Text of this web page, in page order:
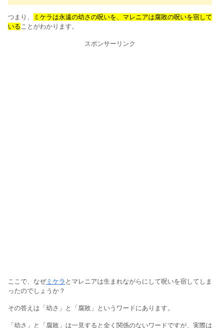
つまり、
ミケラは永遠の幼さの呪いを、マレニアは腐敗の呪いを宿して
いることがわかります。
スポンサーリンク
ここで、なぜミケラ とマレニアは生まれながらにして呪いを宿してしま
ったのでしょうか？
その答えは「幼さ」と「腐敗」というワードにあります。
「幼さ」と「腐敗」は一見すると全く関係のないワードですが、実際は